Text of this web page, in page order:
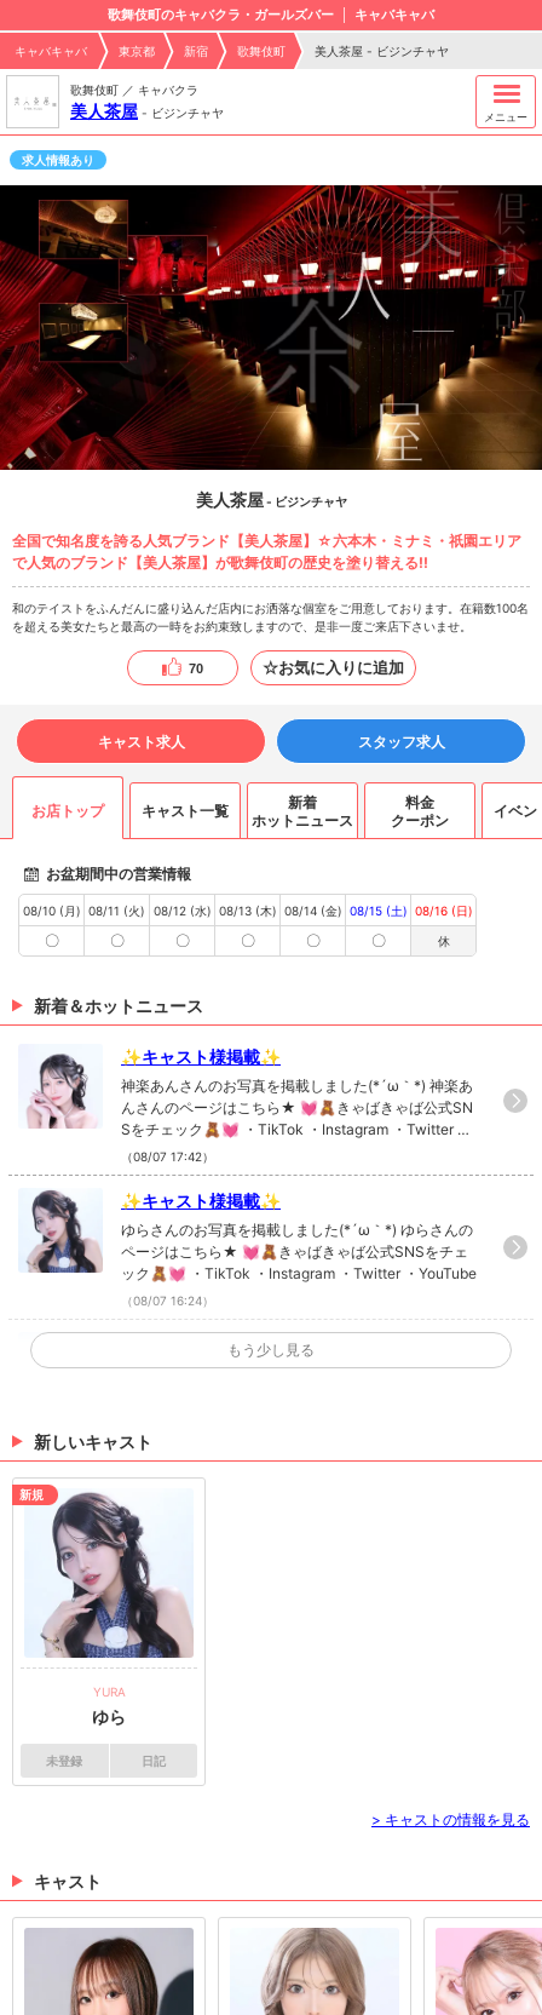
歌舞伎町のキャバクラ・ガールズバー キャバキャバ
キャバキャバ 東京都 新宿 歌舞伎町 美人茶屋 - ビジンチャヤ
歌舞伎町 ／ キャバクラ
美人茶屋 - ビジンチャヤ メニュー
求人情報あり
美人茶屋- ビジンチャヤ
全国で知名度を誇る人気ブランド【美人茶屋】☆六本木・ミナミ・祇園エリア
で人気のブランド【美人茶屋】が歌舞伎町の歴史を塗り替える!!
和のテイストをふんだんに盛り込んだ店内にお洒落な個室をご用意しております。在籍数100名
を超える美女たちと最高の一時をお約束致しますので、是非一度ご来店下さいませ。
70 ☆お気に入りに追加
キャスト求人 スタッフ求人
お店トップ キャスト一覧
新着
ホットニュース
料金
クーポン
イベン
お盆期間中の営業情報
08/10 (月)
〇
08/11 (火)
〇
08/12 (水)
〇
08/13 (木)
〇
08/14 (金)
〇
08/15 (土)
〇
08/16 (日)
休
新着＆ホットニュース
✨キャスト様掲載✨
神楽あんさんのお写真を掲載しました(*´ω｀*) 神楽あ
んさんのページはこちら★ 💓🧸きゃばきゃば公式SN
Sをチェック🧸💓 ・TikTok ・Instagram ・Twitter ・Y
ouTube
（08/07 17:42）
✨キャスト様掲載✨
ゆらさんのお写真を掲載しました(*´ω｀*) ゆらさんの
ページはこちら★ 💓🧸きゃばきゃば公式SNSをチェ
ック🧸💓 ・TikTok ・Instagram ・Twitter ・YouTube
（08/07 16:24）
✨キャスト様掲載✨
みかさんのお写真を掲載しました(*´ω｀*) みかさんの
（06/26 19:14）
流川ららさん、白城 麗さんのお写真を掲載しました(*
´ω｀*) 流川ららさんのページはこちら★ 白城 麗さん
のページはこちら★ 💓🧸きゃばきゃば公式SNSをチ
ェック🧸💓 ・TikTok ・Instagram ・Twitter ・YouTu
be
（06/26 18:22）
もう少し見る
新しいキャスト
新規
YURA
ゆら
未登録 日記
> キャストの情報を見る
キャスト